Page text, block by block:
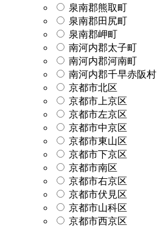
泉南郡熊取町
泉南郡田尻町
泉南郡岬町
南河内郡太子町
南河内郡河南町
南河内郡千早赤阪村
京都市北区
京都市上京区
京都市左京区
京都市中京区
京都市東山区
京都市下京区
京都市南区
京都市右京区
京都市伏見区
京都市山科区
京都市西京区